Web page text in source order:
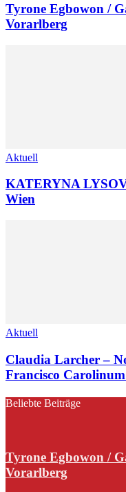
Tyrone Egbowon /
Vorarlberg
Aktuell
KATERYNA
Wien
Aktuell
Claudia Larcher –
Francisco
Beliebte Beiträge
Tyrone Egbowon /
Vorarlberg